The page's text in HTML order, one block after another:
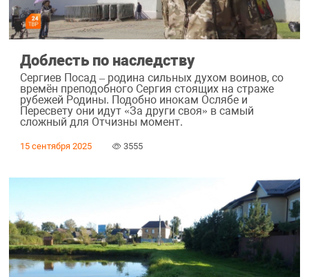
Доблесть по наследству
Сергиев Посад – родина сильных духом воинов, со
времён преподобного Сергия стоящих на страже
рубежей Родины. Подобно инокам Ослябе и
Пересвету они идут «За други своя» в самый
сложный для Отчизны момент.
15 сентября 2025 3555